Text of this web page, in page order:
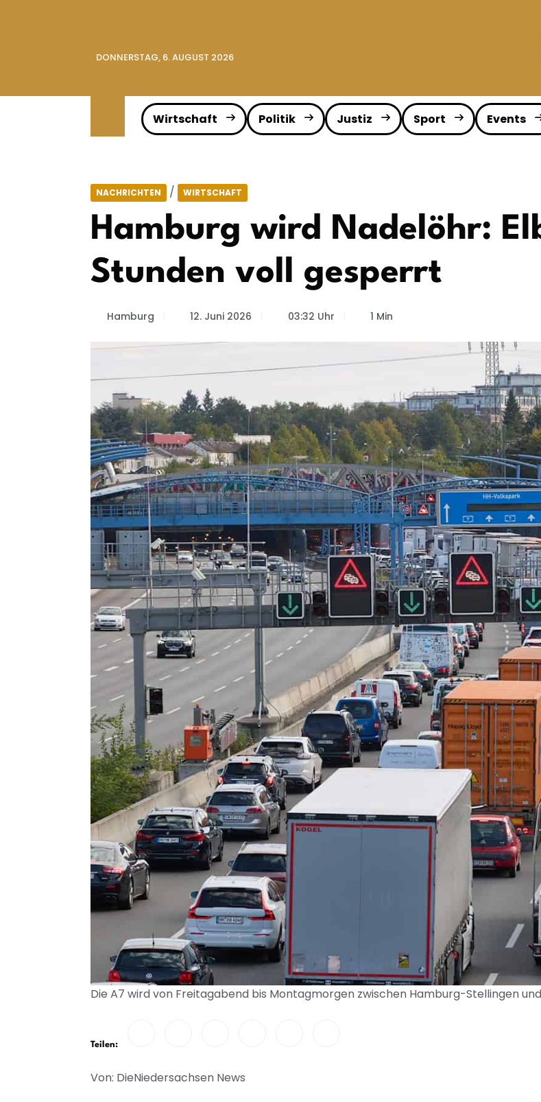
DONNERSTAG, 6. AUGUST 2026
Wirtschaft Politik Justiz Sport Events
NACHRICHTEN / WIRTSCHAFT
Hamburg wird Nadelöhr:
Stunden voll gesperrt
Hamburg 12. Juni 2026 03:32 Uhr 1 Min
Die A7 wird von Freitagabend bis Montagmorgen zwischen Hamburg-Stellingen
Teilen:
Von: DieNiedersachsen News